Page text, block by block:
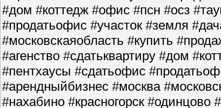
#дом #коттедж #офис #псн #осз
#продатьофис #участок #земля
#московскаяобласть #купить
#агенство #сдатьквартиру #дом
#пентхаусы #сдатьофис
#арендныйбизнес #москва
#нахабино #красногорск